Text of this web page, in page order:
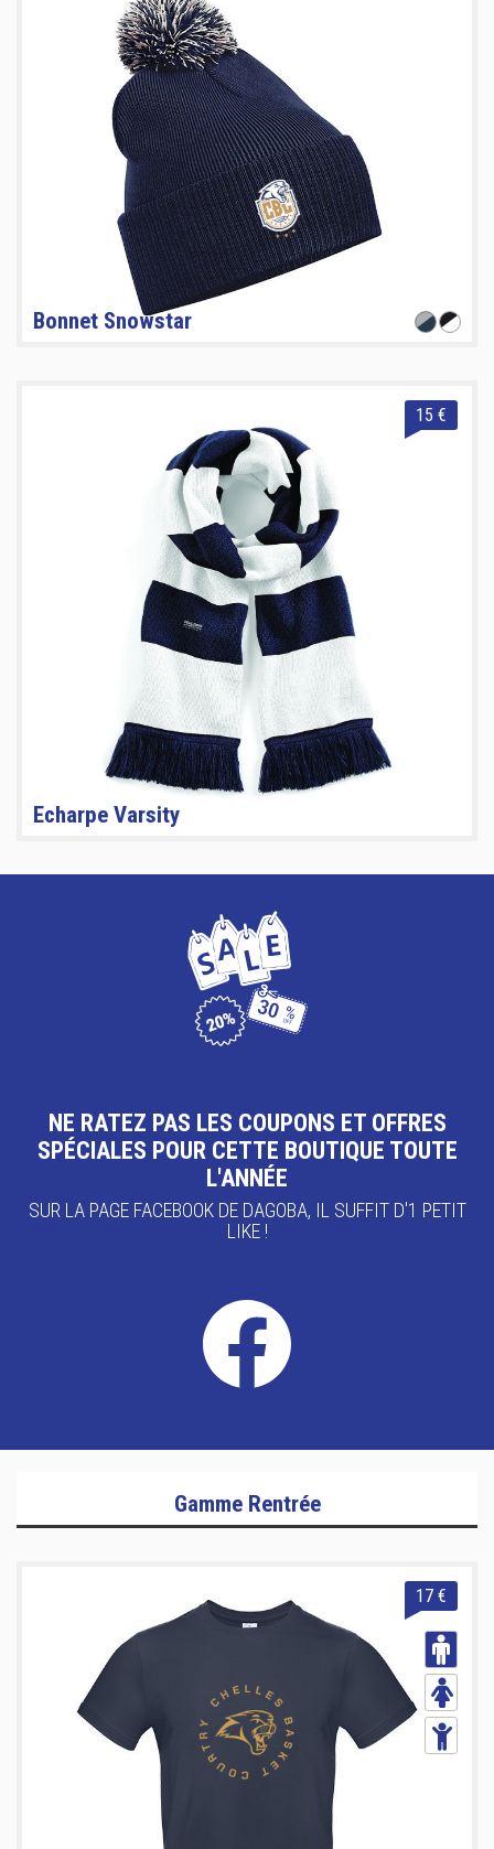
Bonnet Snowstar
15 €
Echarpe Varsity
NE RATEZ PAS LES COUPONS ET OFFRES
SPÉCIALES POUR CETTE BOUTIQUE TOUTE
L'ANNÉE
SUR LA PAGE FACEBOOK DE DAGOBA, IL SUFFIT D'1 PETIT
LIKE !
Gamme Rentrée
17 €